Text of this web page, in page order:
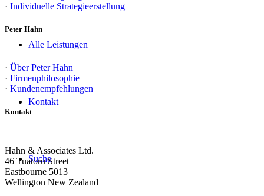
Alle Leistungen
Kontakt
Suche
· Individuelle Strategieerstellung
Peter Hahn
· Über Peter Hahn
· Firmenphilosophie
· Kundenempfehlungen
Kontakt
Hahn & Associates Ltd.
46 Tuatoru Street
Eastbourne 5013
Wellington New Zealand